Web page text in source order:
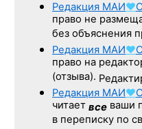
Редакция МАИ♥
право не
без объяснения
Редакция МАИ♥
право на
(отзыва).
Редакция МАИ♥
читает все ваши
в переписку по